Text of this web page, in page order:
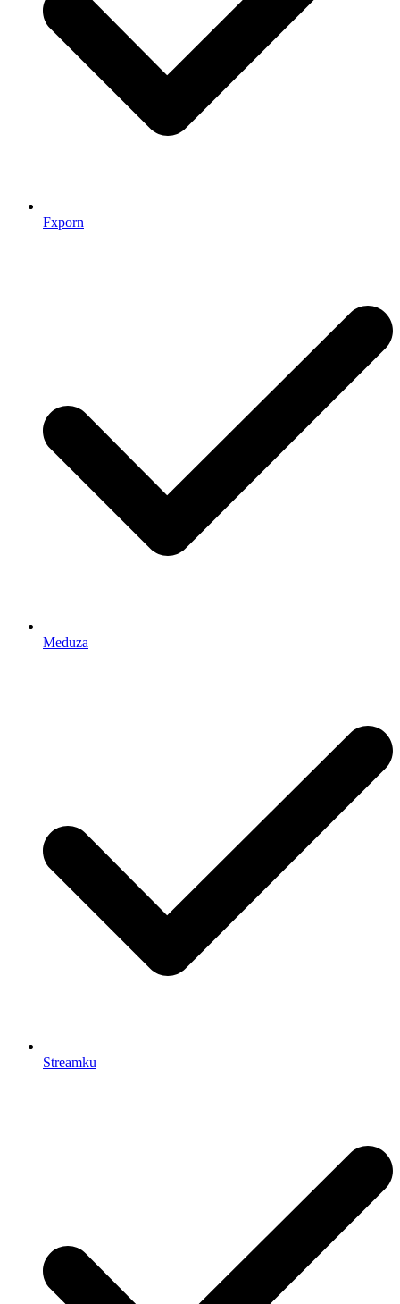
Fxporn
Meduza
Streamku